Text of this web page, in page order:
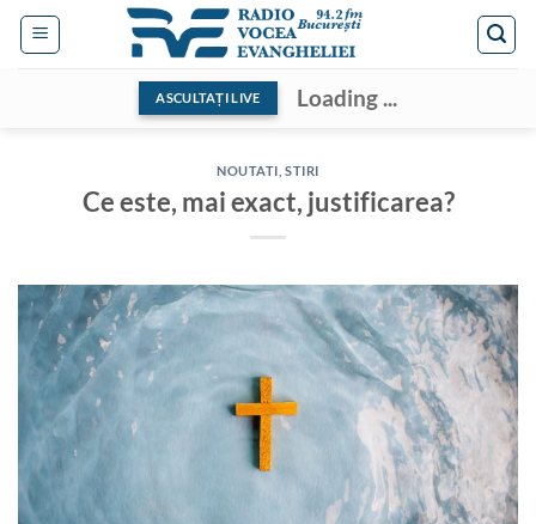
Skip
ASCULTAȚI LIVE Loading ...
NOUTATI ,STIRI
Ce este, mai exact, justificarea?